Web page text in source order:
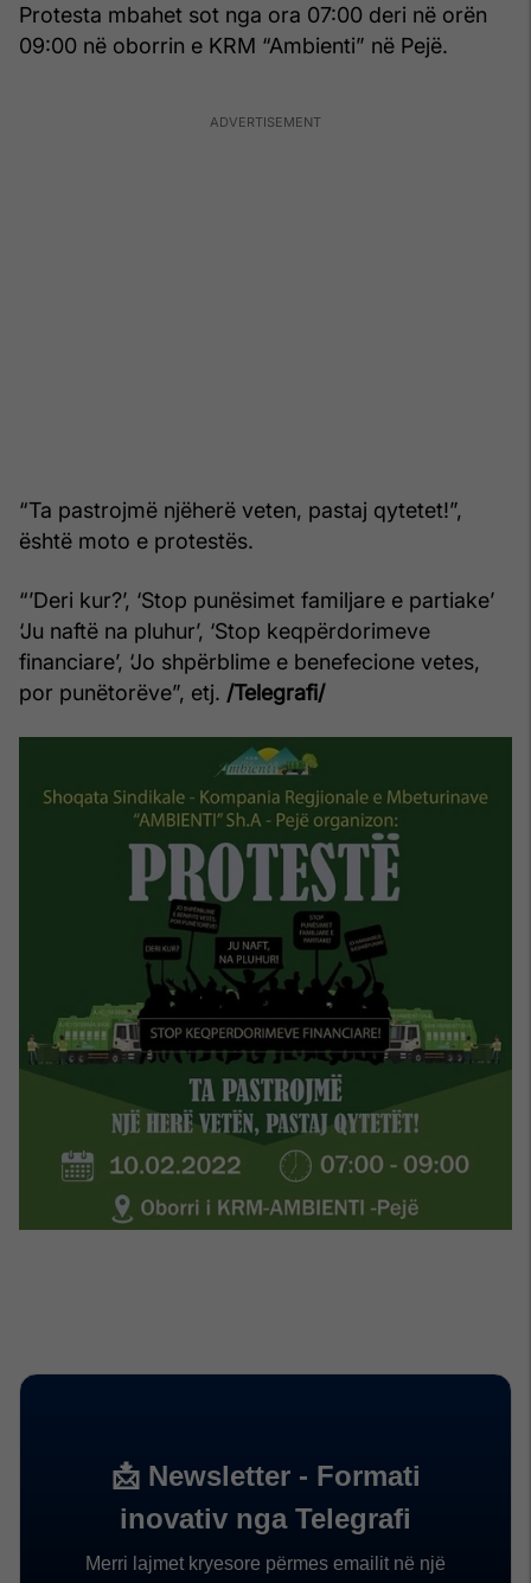
Protesta mbahet sot nga ora 07:00 deri në orën
09:00 në oborrin e KRM “Ambienti” në Pejë.
“Ta pastrojmë njëherë veten, pastaj qytetet!”,
është moto e protestës.
“’Deri kur?’, ‘Stop punësimet familjare e partiake’
‘Ju naftë na pluhur’, ‘Stop keqpërdorimeve
financiare’, ‘Jo shpërblime e benefecione vetes,
por punëtorëve”, etj. /Telegrafi/